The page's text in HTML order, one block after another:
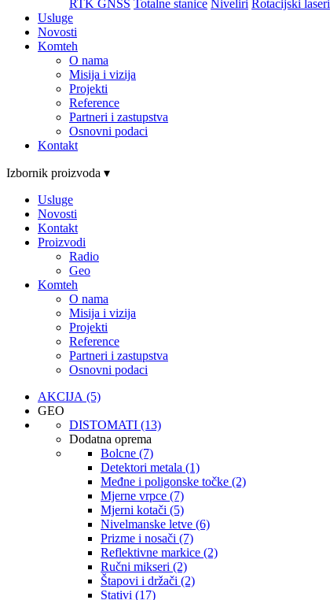
RTK GNSS Totalne stanice Niveliri Rotacijski laseri
Usluge
Novosti
Komteh
O nama
Misija i vizija
Projekti
Reference
Partneri i zastupstva
Osnovni podaci
Kontakt
Izbornik proizvoda ▾
Usluge
Novosti
Kontakt
Proizvodi
Radio
Geo
Komteh
O nama
Misija i vizija
Projekti
Reference
Partneri i zastupstva
Osnovni podaci
AKCIJA (5)
GEO
DISTOMATI (13)
Dodatna oprema
Bolcne (7)
Detektori metala (1)
Međne i poligonske točke (2)
Mjerne vrpce (7)
Mjerni kotači (5)
Nivelmanske letve (6)
Prizme i nosači (7)
Reflektivne markice (2)
Ručni mikseri (2)
Štapovi i držači (2)
Stativi (17)